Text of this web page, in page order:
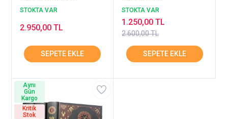
STOKTA VAR
2.950,00 TL
STOKTA VAR
2.600,00 TL
1.250,00 TL
Aynı
Gün
Kargo
Kritik
Stok